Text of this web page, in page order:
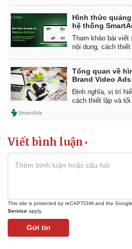
Hình thức
hệ thống
Tham khảo bài
nội dung, cách
Tổng quan về
Brand Video
Định nghĩa, vị trí
cách thiết lập và
Viết bình luận
This site is protected by reCAPTCHA and the Google
Service apply.
Gửi tin